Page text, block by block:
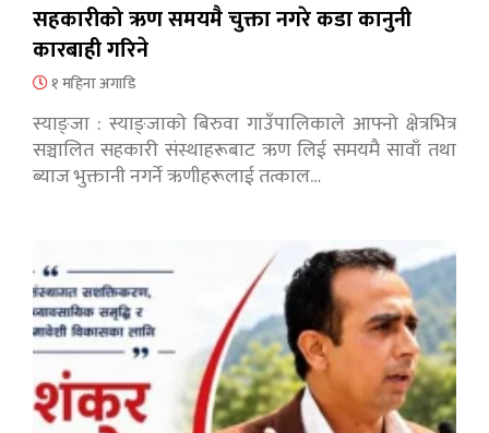
सहकारीको ऋण समयमै चुक्ता नगरे कडा कानुनी
कारबाही गरिने
१ महिना अगाडि
स्याङ्जा : स्याङ्जाको बिरुवा गाउँपालिकाले आफ्नो क्षेत्रभित्र
सञ्चालित सहकारी संस्थाहरूबाट ऋण लिई समयमै सावाँ तथा
ब्याज भुक्तानी नगर्ने ऋणीहरूलाई तत्काल…